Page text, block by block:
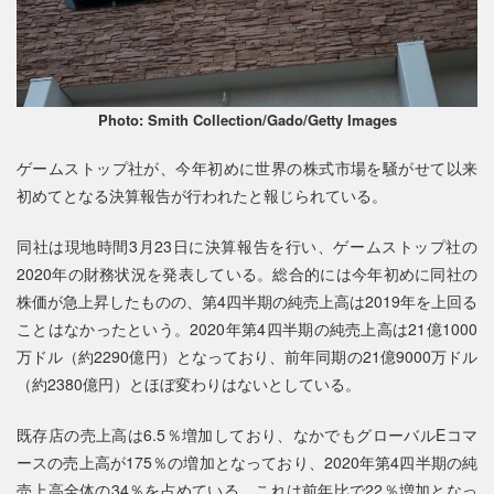
Photo: Smith Collection/Gado/Getty Images
ゲームストップ社が、今年初めに世界の株式市場を騒がせて以来
初めてとなる決算報告が行われたと報じられている。
同社は現地時間3月23日に決算報告を行い、ゲームストップ社の
2020年の財務状況を発表している。総合的には今年初めに同社の
株価が急上昇したものの、第4四半期の純売上高は2019年を上回る
ことはなかったという。2020年第4四半期の純売上高は21億1000
万ドル（約2290億円）となっており、前年同期の21億9000万ドル
（約2380億円）とほぼ変わりはないとしている。
既存店の売上高は6.5％増加しており、なかでもグローバルEコマ
ースの売上高が175％の増加となっており、2020年第4四半期の純
売上高全体の34％を占めている。これは前年比で22％増加となっ